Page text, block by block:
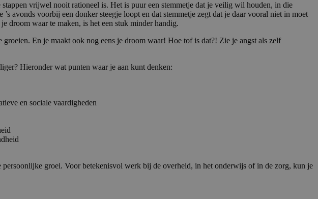
vrijwel nooit rationeel is. Het is puur een stemmetje dat je veilig wil houden, in die
avonds voorbij een donker steegje loopt en dat stemmetje zegt dat je daar vooral niet in moet
droom waar te maken, is het een stuk minder handig.
En je maakt ook nog eens je droom waar! Hoe tof is dat?! Zie je angst als zelf
Hieronder wat punten waar je aan kunt denken:
en sociale vaardigheden
persoonlijke groei. Voor betekenisvol werk bij de overheid, in het onderwijs of in de zorg, kun je